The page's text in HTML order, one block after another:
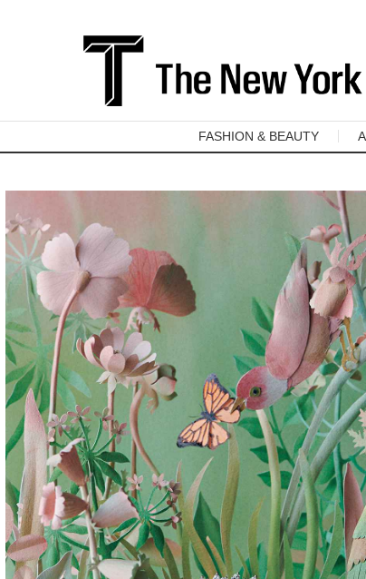
FASHION & BEAUTY